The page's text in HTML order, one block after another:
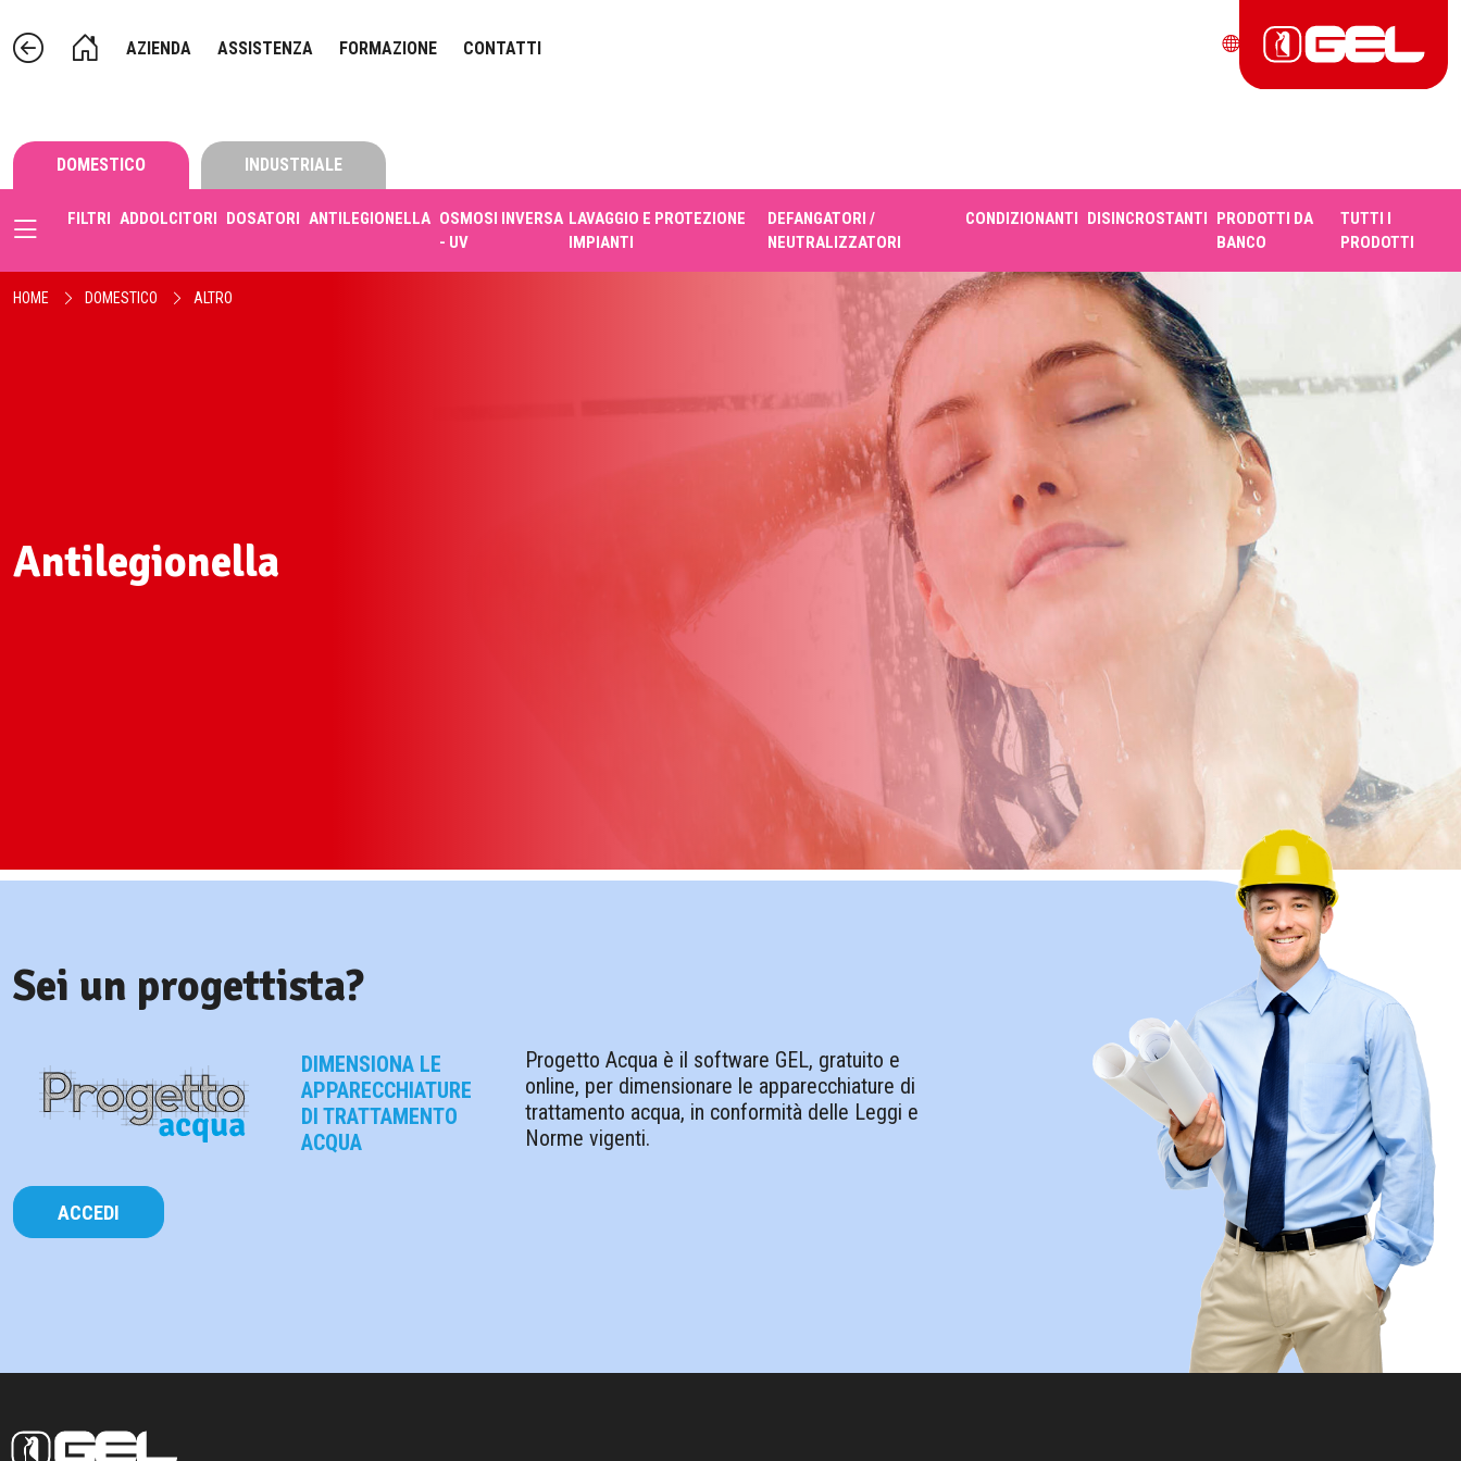
AZIENDA ASSISTENZA FORMAZIONE CONTATTI
DOMESTICO INDUSTRIALE
FILTRI ADDOLCITORI DOSATORI ANTILEGIONELLA OSMOSI INVERSA
- UV
LAVAGGIO E PROTEZIONE
IMPIANTI
DEFANGATORI /
NEUTRALIZZATORI
CONDIZIONANTI DISINCROSTANTI PRODOTTI DA
BANCO
TUTTI I
PRODOTTI
HOME DOMESTICO ALTRO
Antilegionella
Sei un progettista?
DIMENSIONA LE
APPARECCHIATURE
DI TRATTAMENTO
ACQUA
Progetto Acqua è il software GEL, gratuito e
online, per dimensionare le apparecchiature di
trattamento acqua, in conformità delle Leggi e
Norme vigenti.
ACCEDI